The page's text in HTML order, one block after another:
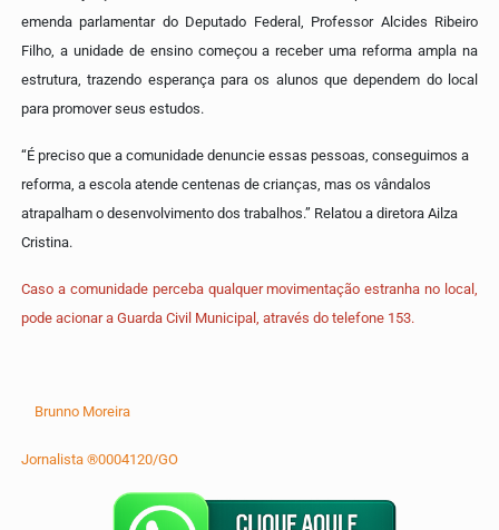
emenda parlamentar do Deputado Federal, Professor Alcides Ribeiro
Filho, a unidade de ensino começou a receber uma reforma ampla na
estrutura, trazendo esperança para os alunos que dependem do local
para promover seus estudos.
“É preciso que a comunidade denuncie essas pessoas, conseguimos a
reforma, a escola atende centenas de crianças, mas os vândalos
atrapalham o desenvolvimento dos trabalhos.” Relatou a diretora Ailza
Cristina.
Caso a comunidade perceba qualquer movimentação estranha no local,
pode acionar a Guarda Civil Municipal, através do telefone 153.
Brunno Moreira
Jornalista ®0004120/GO